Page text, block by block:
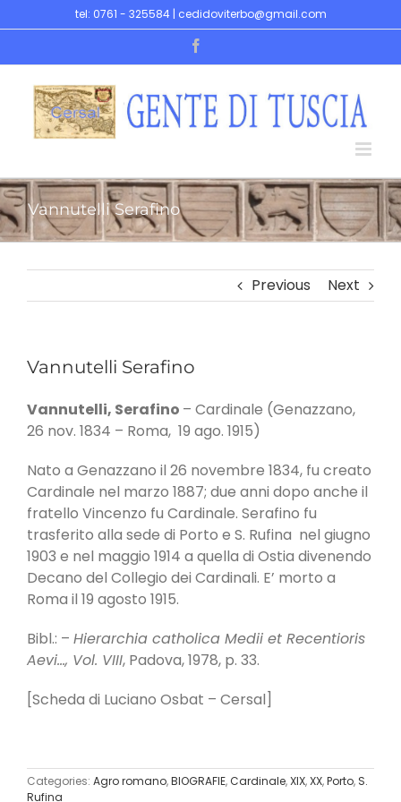
to
tel: 0761 - 325584 | cedidoviterbo@gmail.com
Vannutelli Serafino
Previous Next
Vannutelli Serafino
Vannutelli, Serafino – Cardinale (Genazzano,
26 nov. 1834 – Roma, 19 ago. 1915)
Nato a Genazzano il 26 novembre 1834, fu creato
Cardinale nel marzo 1887; due anni dopo anche il
fratello Vincenzo fu Cardinale. Serafino fu
trasferito alla sede di Porto e S. Rufina nel giugno
1903 e nel maggio 1914 a quella di Ostia divenendo
Decano del Collegio dei Cardinali. E’ morto a
Roma il 19 agosto 1915.
Bibl.: – Hierarchia catholica Medii et Recentioris
Aevi…, Vol. VIII, Padova, 1978, p. 33.
[Scheda di Luciano Osbat – Cersal]
Categories: Agro romano,BIOGRAFIE,Cardinale,XIX,XX,Porto, S.
Rufina